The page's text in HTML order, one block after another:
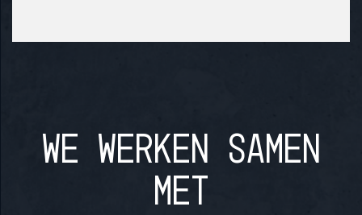
WE WERKEN SAMEN
MET